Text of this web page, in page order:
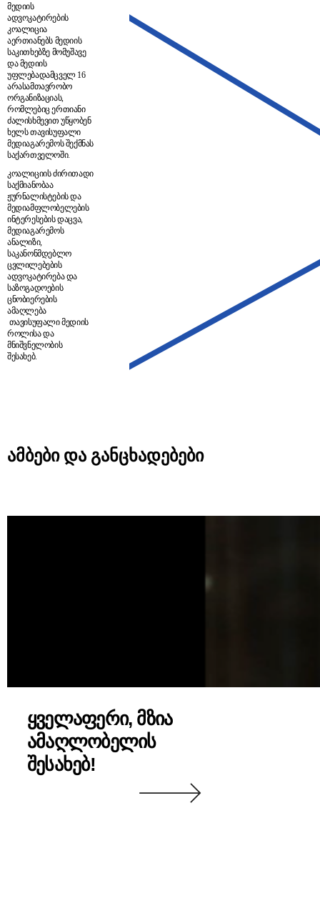
მედიის
ადვოკატირების
კოალიცია
აერთიანებს მედიის
საკითხებზე მომუშავე
და მედიის
უფლებადამცველ 16
არასამთავრობო
ორგანიზაციას,
რომლებიც ერთიანი
ძალისხმევით უწყობენ
ხელს თავისუფალი
მედიაგარემოს შექმნას
საქართველოში.
კოალიციის ძირითადი
საქმიანობაა
ჟურნალისტების და
მედიამფლობელების
ინტერესების დაცვა,
მედიაგარემოს
ანალიზი,
საკანონმდებლო
ცვლილებების
ადვოკატირება და
საზოგადოების
ცნობიერების
ამაღლება
თავისუფალი მედიის
როლისა და
მნიშვნელობის
შესახებ.
ამბები და განცხადებები
ᲧᲕᲔᲚᲐᲤᲔᲠᲘ, ᲛᲖᲘᲐ
ᲐᲛᲐᲦᲚᲝᲑᲔᲚᲘᲡ
ᲨᲔᲡᲐᲮᲔᲑ!